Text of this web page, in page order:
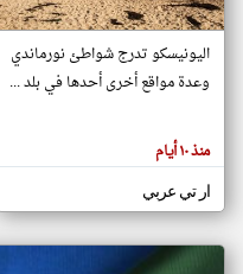
هنا عن
وجهة
كاتبيها.
اليونيسكو تدرج شواطئ نورماندي
وعدة مواقع أخرى أحدها في بلد ...
منذ ١٠ أيام
ار تي عربي